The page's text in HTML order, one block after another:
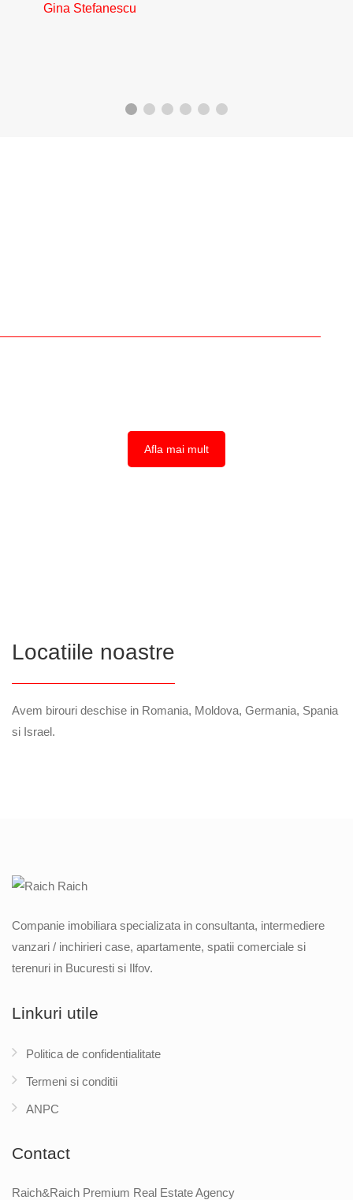
Gina Stefanescu
Afla mai mult
Locatiile noastre
Avem birouri deschise in Romania, Moldova, Germania, Spania
si Israel.
Companie imobiliara specializata in consultanta, intermediere
vanzari / inchirieri case, apartamente, spatii comerciale si
terenuri in Bucuresti si Ilfov.
Linkuri utile
Politica de confidentialitate
Termeni si conditii
ANPC
Contact
Raich&Raich Premium Real Estate Agency